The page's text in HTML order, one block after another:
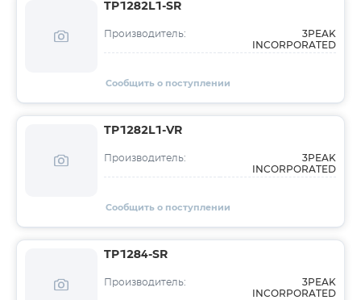
TP1282L1-SR
Производитель:
3PEAK
INCORPORATED
Сообщить о поступлении
TP1282L1-VR
Производитель:
3PEAK
INCORPORATED
Сообщить о поступлении
TP1284-SR
Производитель:
3PEAK
INCORPORATED